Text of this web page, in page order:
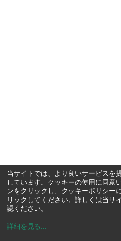
当サイトでは、より良いサービスを
しています。クッキーの使用に同意
ンをクリックし、クッキーポリシー
リックしてください。詳しくは当サ
認ください。
詳細を見る ...